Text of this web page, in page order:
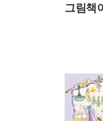
그림책